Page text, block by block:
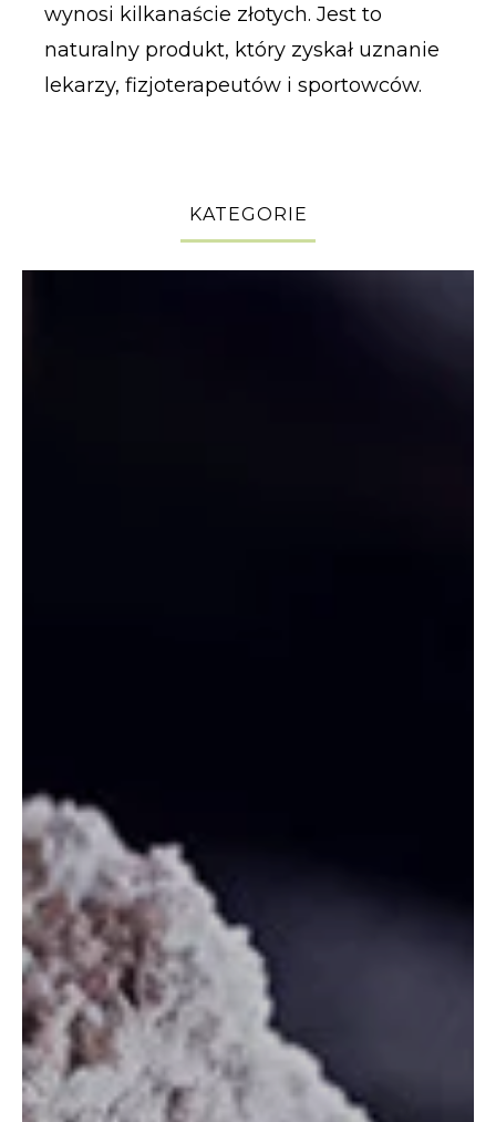
wynosi kilkanaście złotych. Jest to
naturalny produkt, który zyskał uznanie
lekarzy, fizjoterapeutów i sportowców.
KATEGORIE